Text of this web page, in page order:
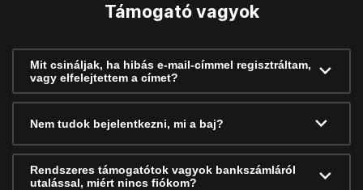
Támogató vagyok
Mit csináljak, ha hibás e-mail-címmel regisztráltam,
vagy elfelejtettem a címet?
Nem tudok bejelentkezni, mi a baj?
Rendszeres támogatótok vagyok bankszámláról
utalással, miért nincs fiókom?